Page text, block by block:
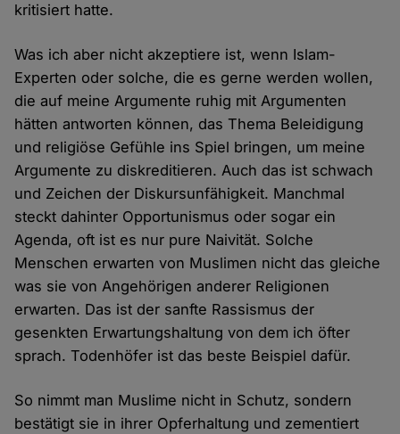
kritisiert hatte.
Was ich aber nicht akzeptiere ist, wenn Islam-
Experten oder solche, die es gerne werden wollen,
die auf meine Argumente ruhig mit Argumenten
hätten antworten können, das Thema Beleidigung
und religiöse Gefühle ins Spiel bringen, um meine
Argumente zu diskreditieren. Auch das ist schwach
und Zeichen der Diskursunfähigkeit. Manchmal
steckt dahinter Opportunismus oder sogar ein
Agenda, oft ist es nur pure Naivität. Solche
Menschen erwarten von Muslimen nicht das gleiche
was sie von Angehörigen anderer Religionen
erwarten. Das ist der sanfte Rassismus der
gesenkten Erwartungshaltung von dem ich öfter
sprach. Todenhöfer ist das beste Beispiel dafür.
So nimmt man Muslime nicht in Schutz, sondern
bestätigt sie in ihrer Opferhaltung und zementiert